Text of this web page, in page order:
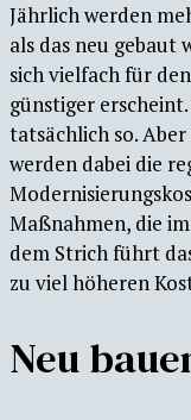
Jährlich werden
als das neu gebaut
sich vielfach für
günstiger
tatsächlich so.
werden dabei die
Maßnahmen, die
dem Strich führt
zu viel höheren
Neu